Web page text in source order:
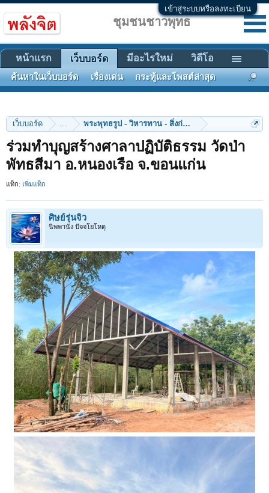
เข้าสู่ระบบหรือลงทะเบียน
เว็บบอร์ด ... พระพุทธรูป - วิหารทาน - สิ่งก่อสร้าง
ร่วมทําบุญสร้างศาลาปฏิบัติธรรม วัดป่า
พัทธสีมา อ.หนองเรือ จ.ขอนแก่น
แท็ก: เพิ่มแท็ก
ศิษย์รุ่นจิ๋ว
นิพพานัง ปัจจโยโหตุ
ชุมชนชาวพุทธ
หน้าแรก เว็บบอร์ด
ค้นหาในเว็บบอร์ด เรื่องเด่น กระทู้และโพสต์ล่าสุด
มีอะไรใหม่ วิดีโอ